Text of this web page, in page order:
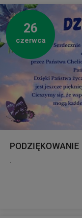
26
czerwca
PODZIĘKOWANIE